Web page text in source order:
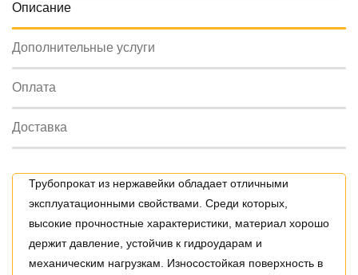
Oписание
Дополнительные услуги
Оплата
Доставка
Трубопрокат из нержавейки обладает отличными
эксплуатационными свойствами. Среди которых,
высокие прочностные характеристики, материал хорошо
держит давление, устойчив к гидроударам и
механическим нагрузкам. Износостойкая поверхность в